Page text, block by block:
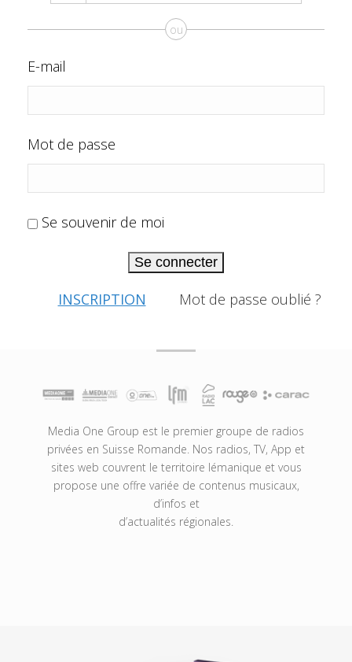
ou
E-mail
Mot de passe
Se souvenir de moi
Se connecter
INSCRIPTION Mot de passe oublié ?
Media One Group est le premier groupe de radios
privées en Suisse Romande. Nos radios, TV, App et
sites web couvrent le territoire lémanique et vous
propose une offre variée de contenus musicaux,
d’infos et
d’actualités régionales.